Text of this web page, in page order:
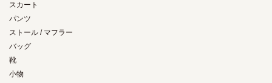
スカート
パンツ
ストール / マフラー
バッグ
靴
小物